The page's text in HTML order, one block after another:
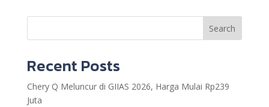
Search
Recent Posts
Chery Q Meluncur di GIIAS 2026, Harga Mulai Rp239
Juta